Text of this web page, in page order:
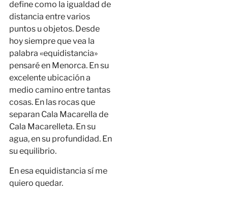
define como la igualdad de
distancia entre varios
puntos u objetos. Desde
hoy siempre que vea la
palabra «equidistancia»
pensaré en Menorca. En su
excelente ubicación a
medio camino entre tantas
cosas. En las rocas que
separan Cala Macarella de
Cala Macarelleta. En su
agua, en su profundidad. En
su equilibrio.
En esa equidistancia sí me
quiero quedar.